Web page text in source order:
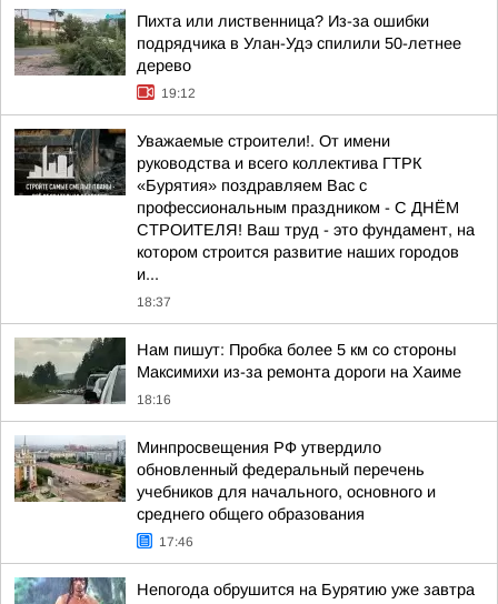
Пихта или лиственница? Из-за ошибки
подрядчика в Улан-Удэ спилили 50-летнее
дерево
19:12
Уважаемые строители!. От имени
руководства и всего коллектива ГТРК
«Бурятия» поздравляем Вас с
профессиональным праздником - С ДНЁМ
СТРОИТЕЛЯ! Ваш труд - это фундамент, на
котором строится развитие наших городов
и...
18:37
Нам пишут: Пробка более 5 км со стороны
Максимихи из-за ремонта дороги на Хаиме
18:16
Минпросвещения РФ утвердило
обновленный федеральный перечень
учебников для начального, основного и
среднего общего образования
17:46
Непогода обрушится на Бурятию уже завтра